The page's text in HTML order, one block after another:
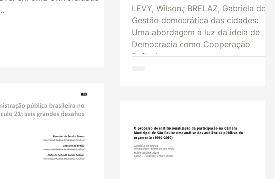
LEVY, Wilson.; BRELAZ, Gabriela de
Gestão democrática das cidades:
Uma abordagem à luz da ideia de
Democracia como Cooperação
Reflexiva...